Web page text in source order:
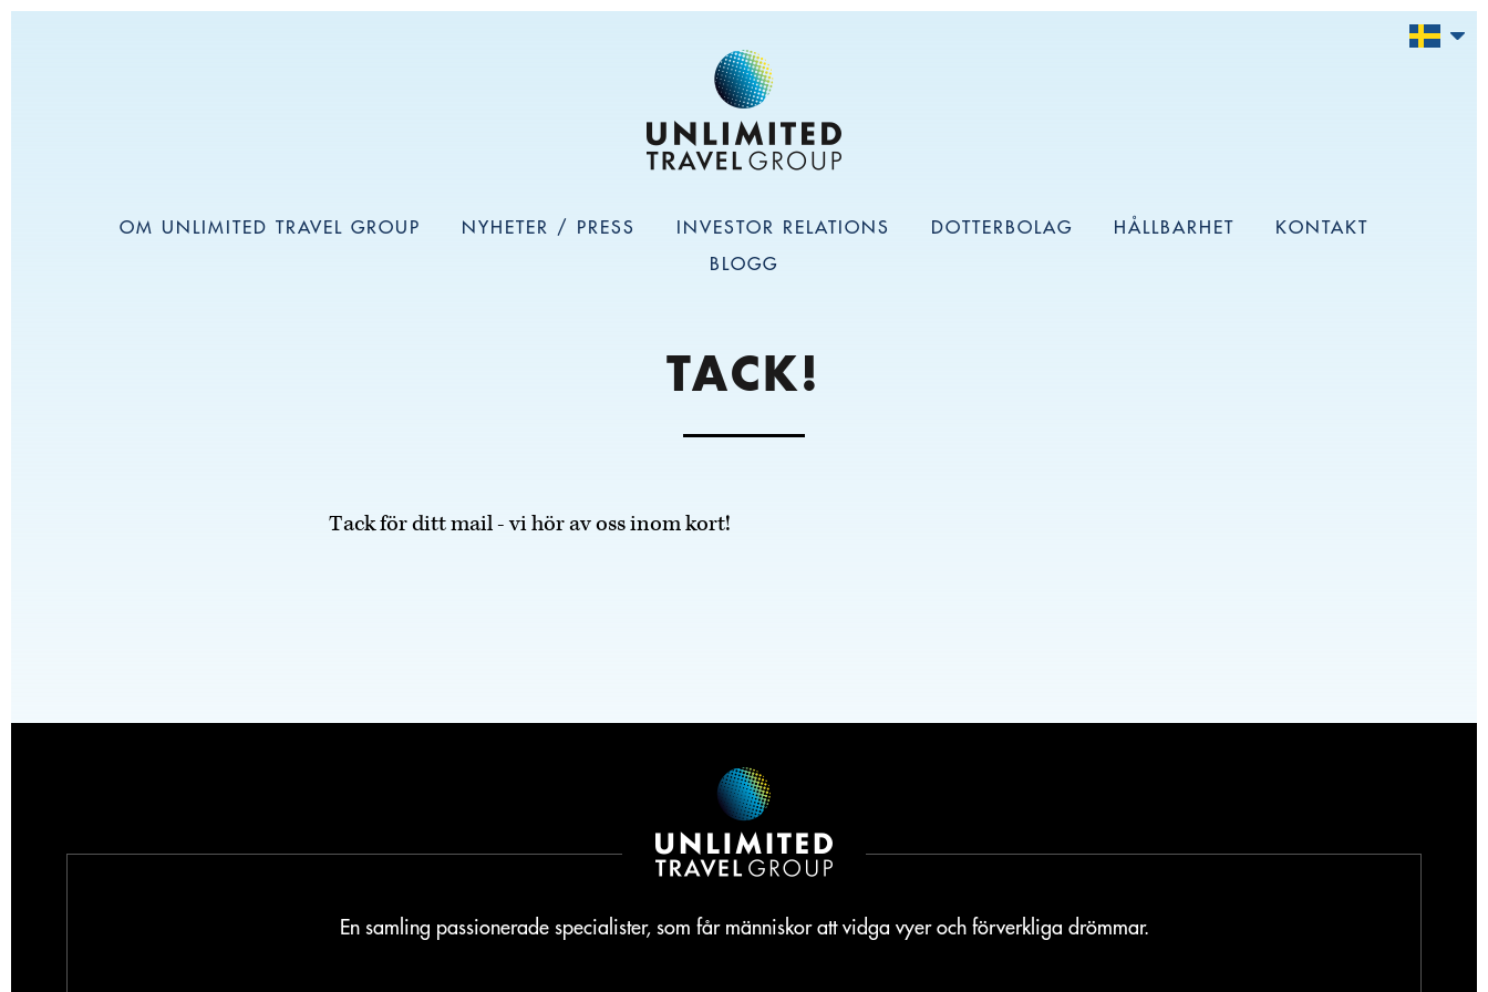
OM UNLIMITED TRAVEL GROUP NYHETER / PRESS INVESTOR RELATIONS DOTTERBOLAG HÅLLBARHET
KONTAKT
BLOGG
TACK!
Tack för ditt mail - vi hör av oss inom kort!
En samling passionerade specialister, som får människor att vidga vyer och förverkliga drömmar.